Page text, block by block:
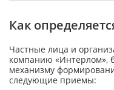
Как
Частные лица и
компанию «Интерлом»,
механизму
следующие приемы: